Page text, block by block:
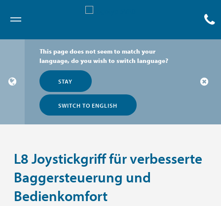
Meny
This page does not seem to match your
language, do you wish to switch language?
STAY
SWITCH TO ENGLISH
L8 Joystickgriff für verbesserte
Baggersteuerung und
Bedienkomfort